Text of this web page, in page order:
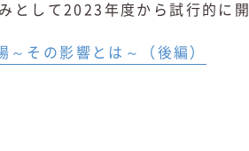
として2023年度から試行的に
～その影響とは～（後編）